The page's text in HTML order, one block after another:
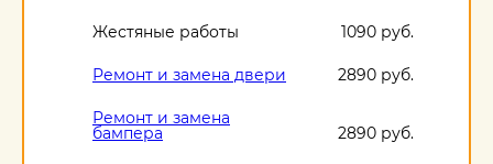
Жестяные работы 1090 руб.
Ремонт и замена двери 2890 руб.
Ремонт и замена
бампера 2890 руб.